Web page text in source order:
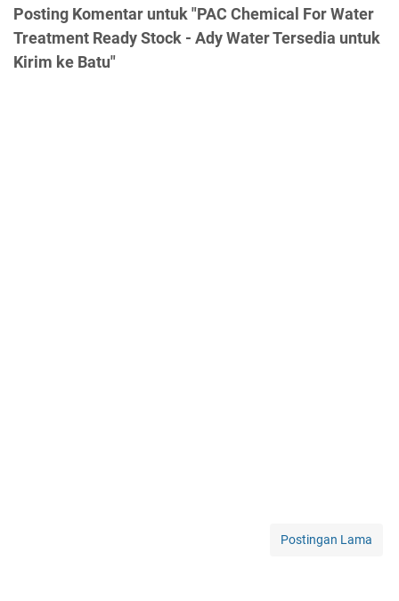
Posting Komentar untuk "PAC Chemical For Water
Treatment Ready Stock - Ady Water Tersedia untuk
Kirim ke Batu"
Postingan Lama